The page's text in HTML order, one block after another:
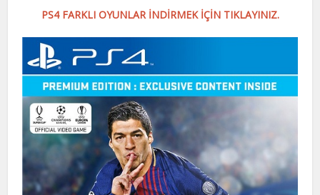
PS4 FARKLI OYUNLAR İNDİRMEK İÇİN TIKLAYINIZ.